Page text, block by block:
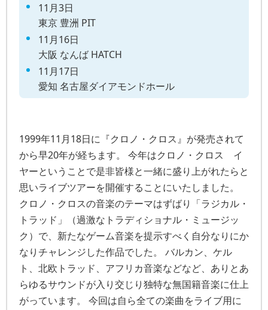
11月3日
東京 豊洲 PIT
11月16日
大阪 なんば HATCH
11月17日
愛知 名古屋ダイアモンドホール
1999年11月18日に『クロノ・クロス』が発売されて
から早20年が経ちます。 今年はクロノ・クロス イ
ヤーということで是非皆様と一緒に盛り上がれたらと
思いライブツアーを開催することにいたしました。
クロノ・クロスの音楽のテーマはずばり「ラジカル・
トラッド」（過激なトラディショナル・ミュージッ
ク）で、新たなゲーム音楽を提示すべく自分なりにか
なりチャレンジした作品でした。 バルカン、ケル
ト、北欧トラッド、アフリカ音楽などなど、ありとあ
らゆるサウンドが入り交じり独特な無国籍音楽に仕上
がっています。 今回は自ら全ての楽曲をライブ用に